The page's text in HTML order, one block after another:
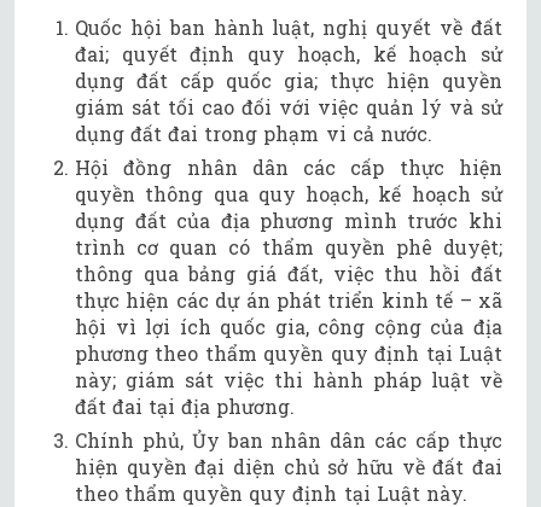
Quốc hội ban hành luật, nghị quyết về đất
đai; quyết định quy hoạch, kế hoạch sử
dụng đất cấp quốc gia; thực hiện quyền
giám sát tối cao đối với việc quản lý và sử
dụng đất đai trong phạm vi cả nước.
Hội đồng nhân dân các cấp thực hiện
quyền thông qua quy hoạch, kế hoạch sử
dụng đất của địa phương mình trước khi
trình cơ quan có thẩm quyền phê duyệt;
thông qua bảng giá đất, việc thu hồi đất
thực hiện các dự án phát triển kinh tế – xã
hội vì lợi ích quốc gia, công cộng của địa
phương theo thẩm quyền quy định tại Luật
này; giám sát việc thi hành pháp luật về
đất đai tại địa phương.
Chính phủ, Ủy ban nhân dân các cấp thực
hiện quyền đại diện chủ sở hữu về đất đai
theo thẩm quyền quy định tại Luật này.